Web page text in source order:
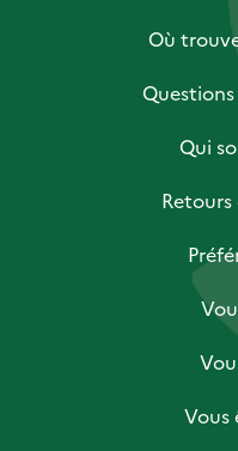
Où
Qui
Vous